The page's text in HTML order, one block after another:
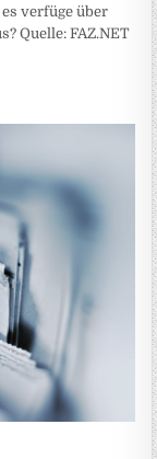
verfüge über
Quelle: FAZ.NET